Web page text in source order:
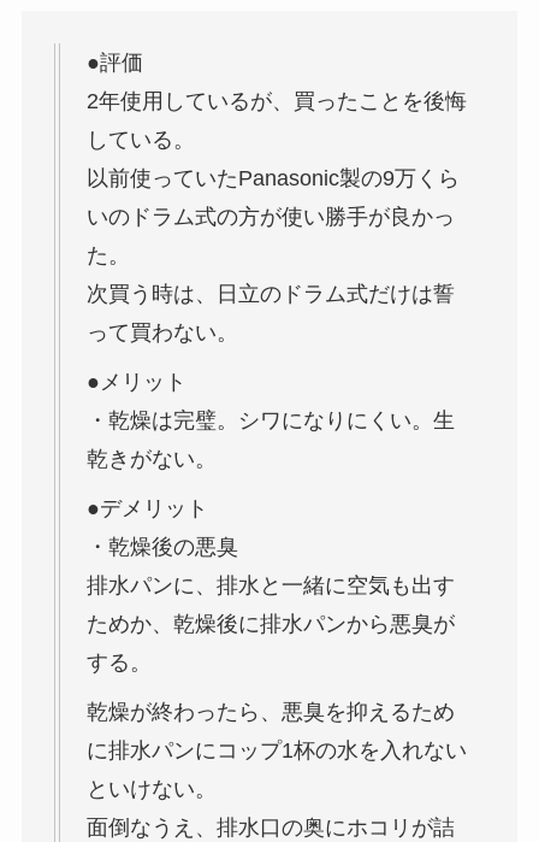
●評価
2年使用しているが、買ったことを後悔
している。
以前使っていたPanasonic製の9万くら
いのドラム式の方が使い勝手が良かっ
た。
次買う時は、日立のドラム式だけは誓
って買わない。
●メリット
・乾燥は完璧。シワになりにくい。生
乾きがない。
●デメリット
・乾燥後の悪臭
排水パンに、排水と一緒に空気も出す
ためか、乾燥後に排水パンから悪臭が
する。
乾燥が終わったら、悪臭を抑えるため
に排水パンにコップ1杯の水を入れない
といけない。
面倒なうえ、排水口の奥にホコリが詰